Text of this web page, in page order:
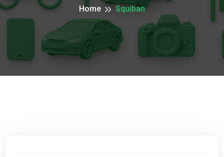
Home Squiban